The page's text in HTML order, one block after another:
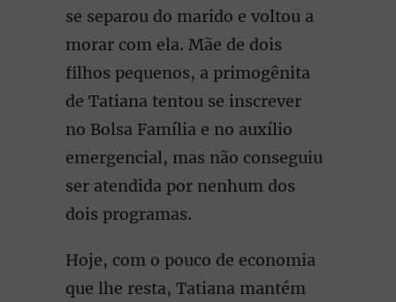
se separou do marido e voltou a
morar com ela. Mãe de dois
filhos pequenos, a primogênita
de Tatiana tentou se inscrever
no Bolsa Família e no auxílio
emergencial, mas não conseguiu
ser atendida por nenhum dos
dois programas.
Hoje, com o pouco de economia
que lhe resta, Tatiana mantém